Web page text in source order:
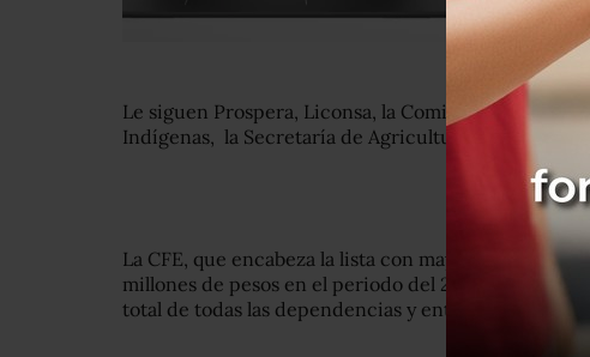
Le siguen Prospera, Liconsa, la Comisión Nacional
Indígenas, la Secretaría de Agricultura y la
La CFE, que encabeza la lista con mayores riesgos,
millones de pesos en el periodo del 2012 al 2017.
total de todas las dependencias y entidades.